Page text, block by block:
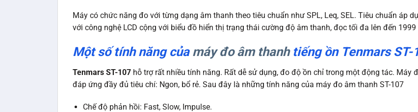
Máy có chức năng đo với từng dạng âm thanh theo tiêu chuẩn như SPL, Leq, SEL. Tiêu chuẩn áp
với công nghệ LCD cộng với biểu đồ hiển thị trạng thái cường độ âm thanh, đọc tối đa lên đến 1999
Một số tính năng của máy đo âm thanhtiếng ồn Tenmars ST-
Tenmars ST-107 hỗ trợ rất nhiều tính năng. Rất dễ sử dụng, đo độ ồn chỉ trong một động tác. Máy
đáp ứng đầy đủ tiêu chí: Ngon, bổ rẻ. Sau đây là những tính năng của máy đo âm thanh ST-107
Chế độ phản hồi: Fast, Slow, Impulse.